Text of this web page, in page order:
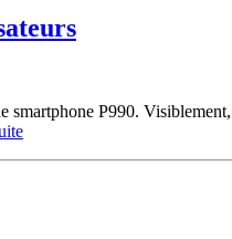
P990.